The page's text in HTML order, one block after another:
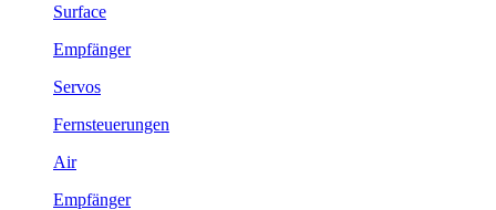
Surface
Empfänger
Servos
Fernsteuerungen
Air
Empfänger